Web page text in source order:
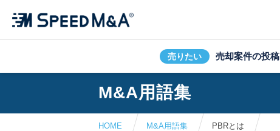
売りたい 売却案件の投稿
M&A用語集
HOME M&A用語集 PBRとは